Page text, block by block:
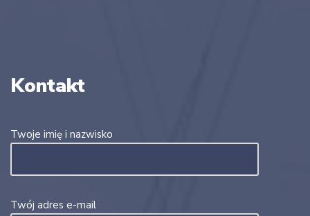
Kontakt
Twoje imię i nazwisko
Twój adres e-mail